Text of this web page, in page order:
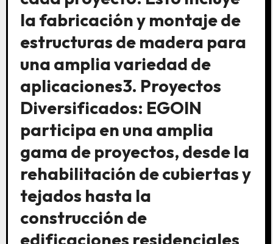
la fabricación y montaje de
estructuras de madera para
una amplia variedad de
aplicaciones3. Proyectos
Diversificados: EGOIN
participa en una amplia
gama de proyectos, desde la
rehabilitación de cubiertas y
tejados hasta la
construcción de
edificaciones residenciales